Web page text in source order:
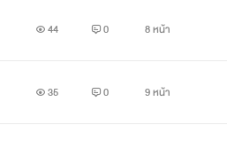
44 0 8 หน้า
35 0 9 หน้า